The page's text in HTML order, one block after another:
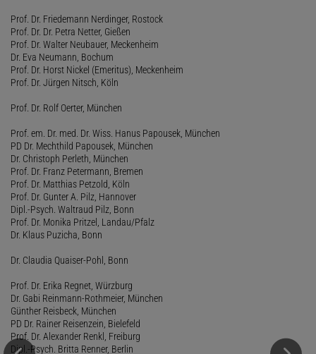
Prof. Dr. Friedemann Nerdinger, Rostock
Prof. Dr. Dr. Petra Netter, Gießen
Prof. Dr. Walter Neubauer, Meckenheim
Dr. Eva Neumann, Bochum
Prof. Dr. Horst Nickel (Emeritus), Meckenheim
Prof. Dr. Jürgen Nitsch, Köln
Prof. Dr. Rolf Oerter, München
Prof. em. Dr. med. Dr. Wiss. Hanus Papousek, München
PD Dr. Mechthild Papousek, München
Dr. Christoph Perleth, München
Prof. Dr. Franz Petermann, Bremen
Prof. Dr. Matthias Petzold, Köln
Prof. Dr. Gunter A. Pilz, Hannover
Dipl.-Psych. Waltraud Pilz, Bonn
Prof. Dr. Monika Pritzel, Landau/Pfalz
Dr. Klaus Puzicha, Bonn
Dr. Claudia Quaiser-Pohl, Bonn
Prof. Dr. Erika Regnet, Würzburg
Dr. Gabi Reinmann-Rothmeier, München
Günther Reisbeck, München
PD Dr. Rainer Reisenzein, Bielefeld
Prof. Dr. Alexander Renkl, Freiburg
Dipl.-Psych. Britta Renner, Berlin